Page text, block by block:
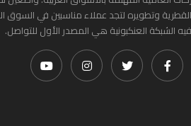
وتطويره لتجد عملاء مناسبين في
الشبكة العنكبونية هي المصدر الأول للتواصل.